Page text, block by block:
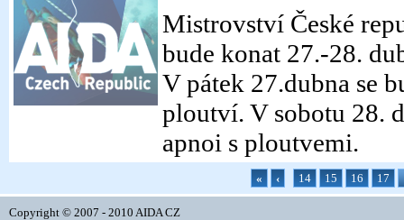
Mistrovství České
bude konat 27.-28.
V pátek 27.dubna se
ploutví. V sobotu 28.
apnoi s ploutvemi.
« ‹ 14 15 16 17
Copyright © 2007 - 2010 AIDA CZ